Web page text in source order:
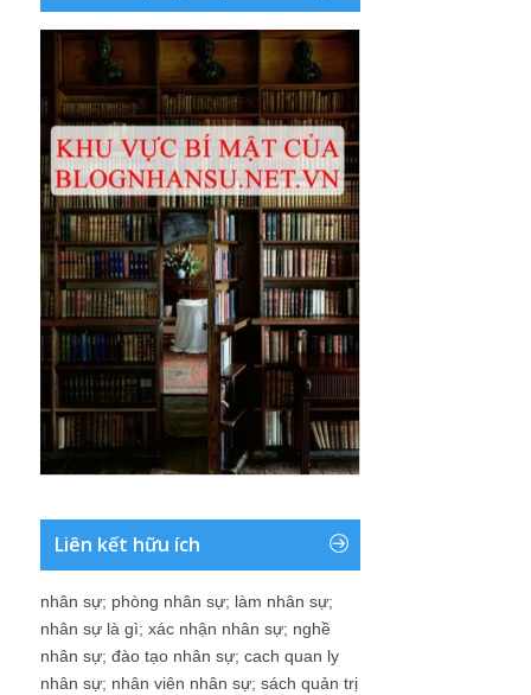
Liên kết hữu ích
nhân sự; phòng nhân sự; làm nhân sự;
nhân sự là gì; xác nhận nhân sự; nghề
nhân sự; đào tạo nhân sự; cach quan ly
nhân sự; nhân viên nhân sự; sách quản trị